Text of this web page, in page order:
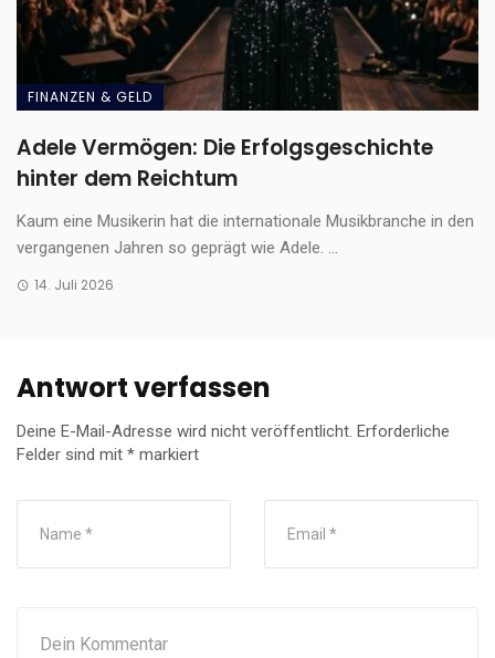
FINANZEN & GELD
Adele Vermögen: Die Erfolgsgeschichte
hinter dem Reichtum
Kaum eine Musikerin hat die internationale Musikbranche in den
vergangenen Jahren so geprägt wie Adele. ...
14. Juli 2026
Antwort verfassen
Deine E-Mail-Adresse wird nicht veröffentlicht. Erforderliche
Felder sind mit * markiert